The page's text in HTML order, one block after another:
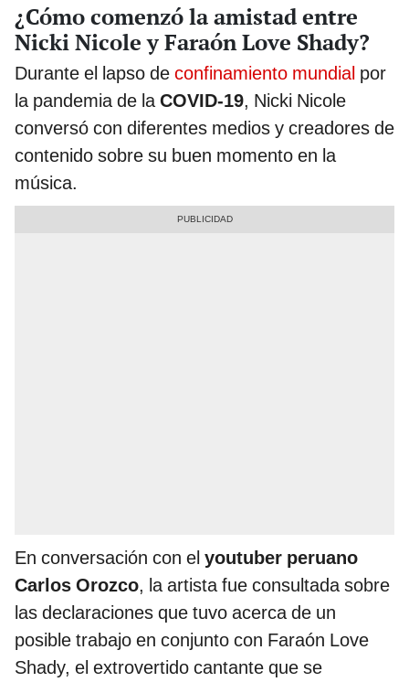
¿Cómo comenzó la amistad entre
Nicki Nicole y Faraón Love Shady?
Durante el lapso de confinamiento mundial por
la pandemia de laCOVID-19, Nicki Nicole
conversó con diferentes medios y creadores de
contenido sobre su buen momento en la
música.
En conversación con el youtuber peruano
Carlos Orozco, la artista fue consultada sobre
las declaraciones que tuvo acerca de un
posible trabajo en conjunto con Faraón Love
Shady, el extrovertido cantante que se